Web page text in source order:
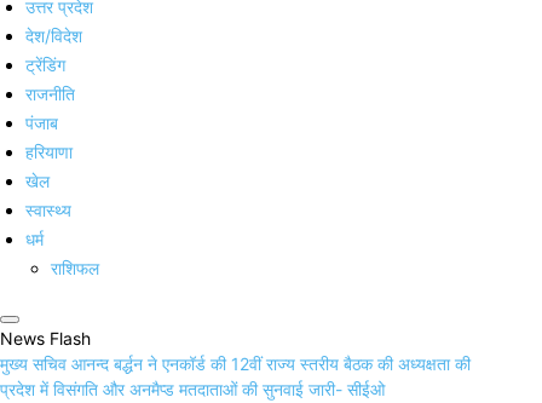
उत्तर प्रदेश
देश/विदेश
ट्रेंडिंग
राजनीति
पंजाब
हरियाणा
खेल
स्वास्थ्य
धर्म
राशिफल
News Flash
मुख्य सचिव आनन्द बर्द्धन ने एनकॉर्ड की 12वीं राज्य स्तरीय बैठक की अध्यक्षता की
प्रदेश में विसंगति और अनमैप्ड मतदाताओं की सुनवाई जारी- सीईओ